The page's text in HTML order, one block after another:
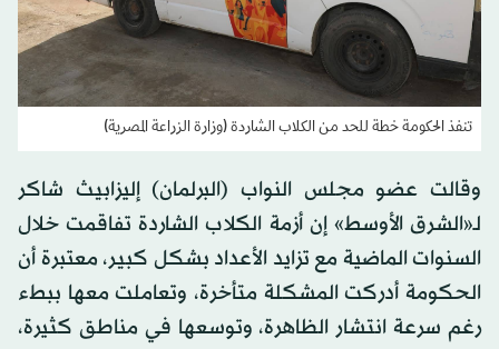
تنفذ الحكومة خطة للحد من الكلاب الشاردة (وزارة الزراعة المصرية)
وقالت عضو مجلس النواب (البرلمان) إليزابيث شاكر
لـ«الشرق الأوسط» إن أزمة الكلاب الشاردة تفاقمت خلال
السنوات الماضية مع تزايد الأعداد بشكل كبير، معتبرة أن
الحكومة أدركت المشكلة متأخرة، وتعاملت معها ببطء
رغم سرعة انتشار الظاهرة، وتوسعها في مناطق كثيرة،